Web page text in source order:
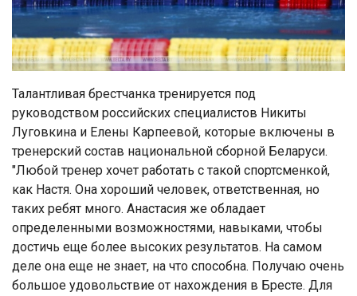
Талантливая брестчанка тренируется под
руководством российских специалистов Никиты
Луговкина и Елены Карпеевой, которые включены в
тренерский состав национальной сборной Беларуси.
"Любой тренер хочет работать с такой спортсменкой,
как Настя. Она хороший человек, ответственная, но
таких ребят много. Анастасия же обладает
определенными возможностями, навыками, чтобы
достичь еще более высоких результатов. На самом
деле она еще не знает, на что способна. Получаю очень
большое удовольствие от нахождения в Бресте. Для